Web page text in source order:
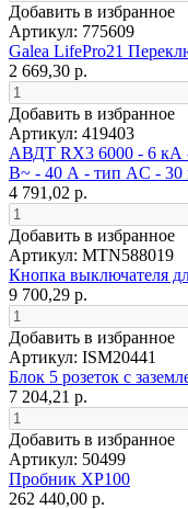
Добавить в избранное
Артикул: 775609
Galea LifePro21
2 669,30 р.
Добавить в избранное
Артикул: 419403
АВДТ RX3 6000 - 6 кА
В~ - 40 А - тип AС - 30
4 791,02 р.
Добавить в избранное
Артикул: MTN588019
Кнопка выключателя
9 700,29 р.
Добавить в избранное
Артикул: ISM20441
Блок 5 розеток с
7 204,21 р.
Добавить в избранное
Артикул: 50499
Пробник XP100
262 440,00 р.